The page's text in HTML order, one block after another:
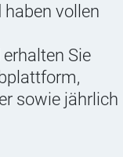
haben vollen
Sie
sowie jährlich